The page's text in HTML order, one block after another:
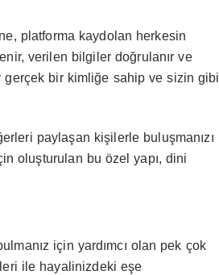
platforma kaydolan herkesin
verilen bilgiler doğrulanır ve
gerçek bir kimliğe sahip ve sizin gibi
paylaşan kişilerle buluşmanızı
oluşturulan bu özel yapı, dini
için yardımcı olan pek çok
ile hayalinizdeki eşe